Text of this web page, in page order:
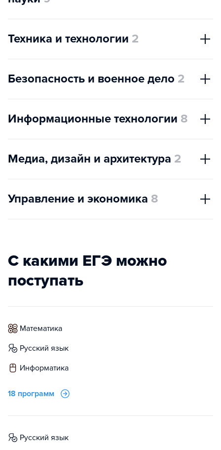
Техника и технологии 2
Безопасность и военное дело 2
Информационные технологии 8
Медиа, дизайн и архитектура 2
Управление и экономика 8
С какими ЕГЭ можно
поступать
математика
русский язык
информатика
18 программ
русский язык